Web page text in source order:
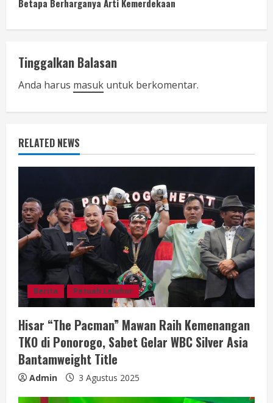
t
n
u
e
R
e
a
d
i
g
Betapa Berharganya Arti Kemerdekaan
Tinggalkan Balasan
Anda harus masuk untuk berkomentar.
RELATED NEWS
Berita Petuah Leluhur
Hisar “The Pacman” Mawan Raih Kemenangan
TKO di Ponorogo, Sabet Gelar WBC Silver Asia
Bantamweight Title
Admin 3 Agustus 2025